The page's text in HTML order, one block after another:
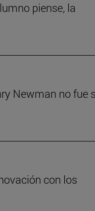
piense, la
Newman no fue
con los